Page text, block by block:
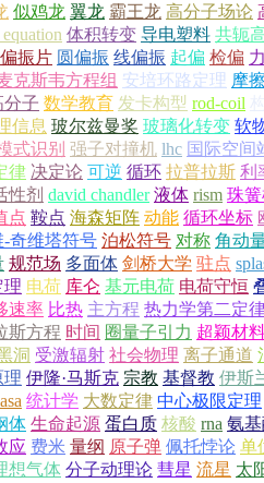
似鸡龙 翼龙 霸王龙 高分子场论
体积转变 导电塑料 共轭
偏振片 圆偏振 线偏振 起偏 检偏
克斯韦方程组 安培环路定理 摩
分子 数学教育 发卡构型 rod-coil
信息 玻尔兹曼奖 玻璃化转变 软
式识别 强子对撞机 lhc 国际空间
律 决定论 可逆 循环 拉普拉斯 利
性剂 david chandler 液体 rism 珠
点 鞍点 海森矩阵 动能 循环坐标
-奇维塔符号 泊松符号 对称 角动
规范场 多面体 剑桥大学 驻点
理 电荷 库仑 基元电荷 电荷守恒
速率 比热 主方程 热力学第二定
斯方程 时间 圈量子引力 超颖材
洞 受激辐射 社会物理 离子通道
理 伊隆·马斯克 宗教 基督教 伊斯
统计学 大数定律 中心极限定理
体 生命起源 蛋白质 核酸 rna 氨
应 费米 量纲 原子弹 佩托悖论 单
想气体 分子动理论 彗星 流星 太